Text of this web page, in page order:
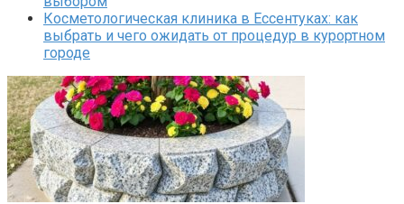
Косметологическая клиника в Ессентуках: как
выбрать и чего ожидать от процедур в курортном
городе